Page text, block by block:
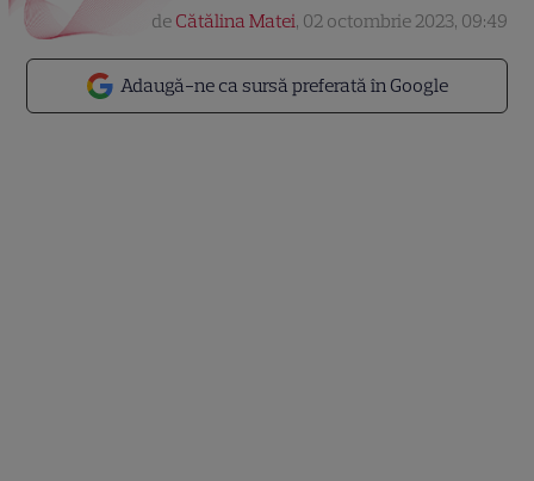
Adaugă-ne ca sursă preferată în Google
de Cătălina Matei, 02 octombrie 2023, 09:49